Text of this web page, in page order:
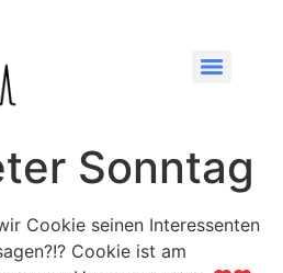
Sonntag
Cookie seinen Interessenten
Cookie ist am